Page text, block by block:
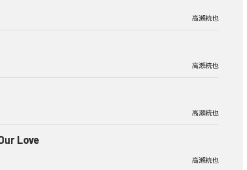
高瀬統也
高瀬統也
高瀬統也
Love
高瀬統也